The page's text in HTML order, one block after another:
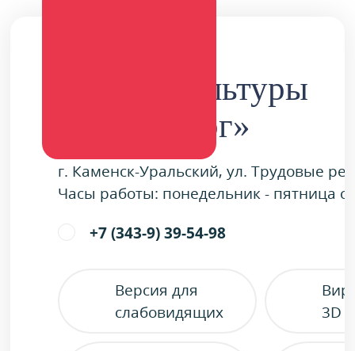
Дворец культуры
«Металлург»
г. Каменск-Уральский, ул. Трудовые
Часы работы: понедельник - пятница с
+7 (343-9) 39-54-98
Версия для
слабовидящих
3D